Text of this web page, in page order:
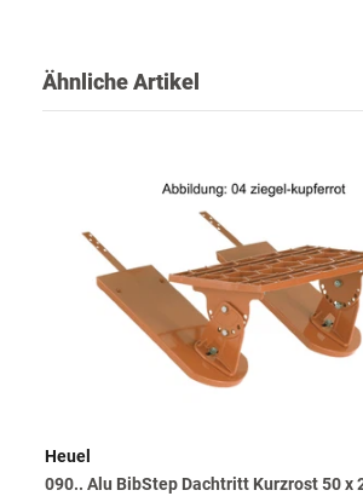
Ähnliche Artikel
Heuel
090.. Alu BibStep Dachtritt Kurzrost 50 x